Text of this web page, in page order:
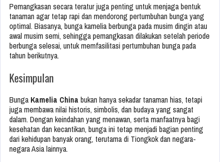
Pemangkasan secara teratur juga penting untuk menjaga bentuk
tanaman agar tetap rapi dan mendorong pertumbuhan bunga yang
optimal. Biasanya, bunga kamelia berbunga pada musim dingin atau
awal musim semi, sehingga pemangkasan dilakukan setelah periode
berbunga selesai, untuk memfasilitasi pertumbuhan bunga pada
tahun berikutnya.
Kesimpulan
Bunga Kamelia China bukan hanya sekadar tanaman hias, tetapi
juga membawa nilai historis, simbolis, dan budaya yang sangat
dalam. Dengan keindahan yang menawan, serta manfaatnya bagi
kesehatan dan kecantikan, bunga ini tetap menjadi bagian penting
dari kehidupan banyak orang, terutama di Tiongkok dan negara-
negara Asia lainnya.